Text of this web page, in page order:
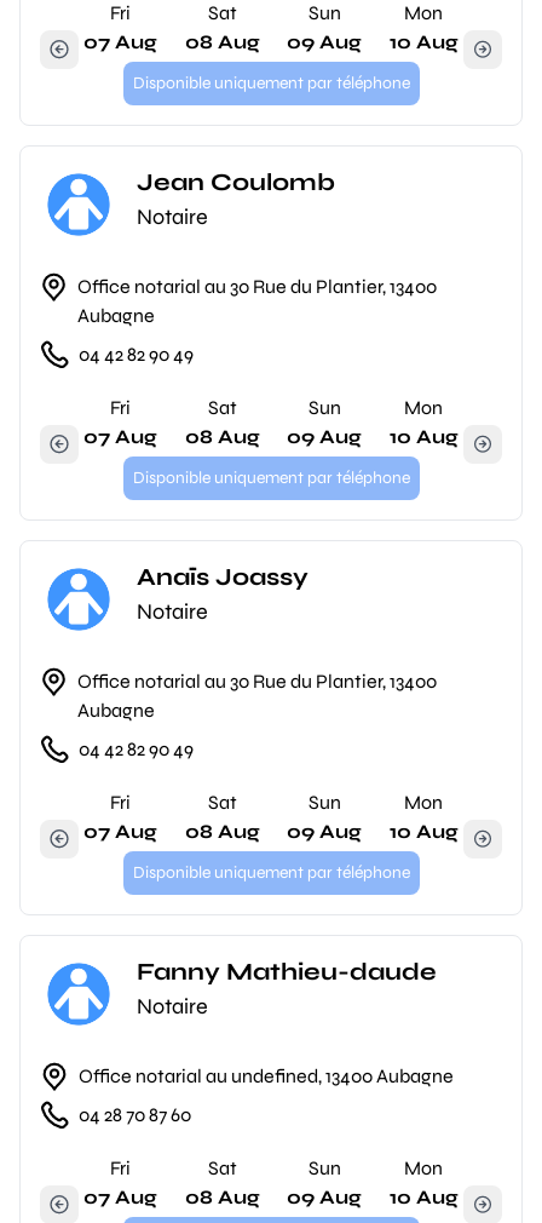
Fri
07 Aug
Sat
08 Aug
Sun
09 Aug
Mon
10 Aug
Disponible uniquement par téléphone
Jean Coulomb
Notaire
Office notarial au 30 Rue du Plantier, 13400
Aubagne
04 42 82 90 49
Fri
07 Aug
Sat
08 Aug
Sun
09 Aug
Mon
10 Aug
Disponible uniquement par téléphone
Anaïs Joassy
Notaire
Office notarial au 30 Rue du Plantier, 13400
Aubagne
04 42 82 90 49
Fri
07 Aug
Sat
08 Aug
Sun
09 Aug
Mon
10 Aug
Disponible uniquement par téléphone
Fanny Mathieu-daude
Notaire
Office notarial au undefined, 13400 Aubagne
04 28 70 87 60
Fri
07 Aug
Sat
08 Aug
Sun
09 Aug
Mon
10 Aug